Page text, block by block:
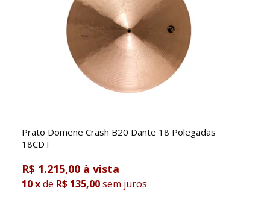
Prato Domene Crash B20 Dante 18 Polegadas
18CDT
R$ 1.215,00
10xde R$ 135,00sem juros